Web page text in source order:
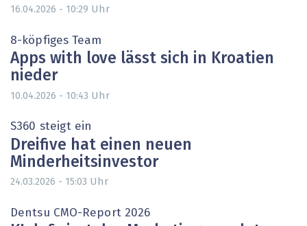
16.04.2026 - 10:29 Uhr
8-köpfiges Team
Apps with love lässt sich in Kroatien
nieder
10.04.2026 - 10:43 Uhr
S360 steigt ein
Dreifive hat einen neuen
Minderheitsinvestor
24.03.2026 - 15:03 Uhr
Dentsu CMO-Report 2026